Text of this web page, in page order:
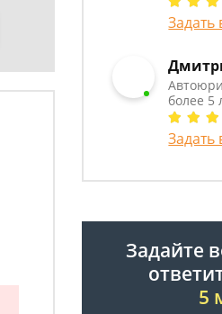
Задать
более 5
Задать
Задайте
5